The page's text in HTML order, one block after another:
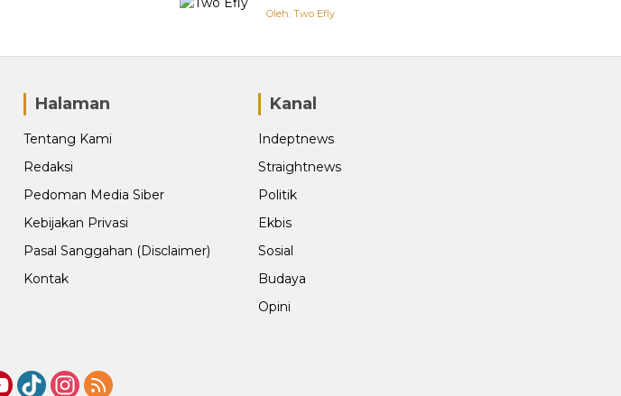
Oleh: Two Efly
Halaman
Tentang Kami
Redaksi
Pedoman Media Siber
Kebijakan Privasi
Pasal Sanggahan (Disclaimer)
Kontak
Kanal
Indeptnews
Straightnews
Politik
Ekbis
Sosial
Budaya
Opini